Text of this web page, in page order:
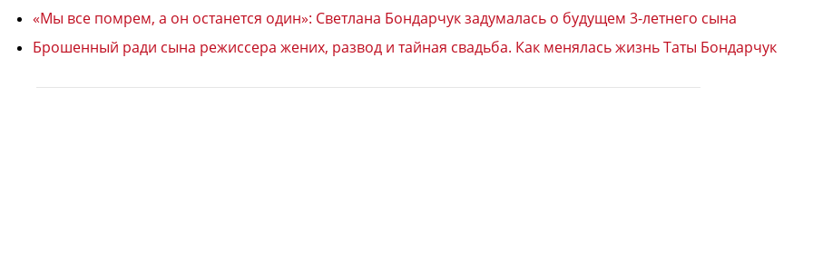
«Мы все помрем, а он останется один»: Светлана Бондарчук задумалась о будущем 3-летнего сына
Брошенный ради сына режиссера жених, развод и тайная свадьба. Как менялась жизнь Таты Бондарчук